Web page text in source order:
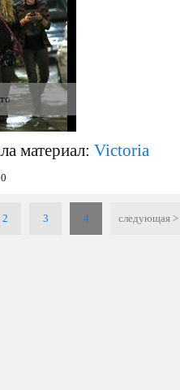
материал: Victoria
0
2 3 4 cледующая >